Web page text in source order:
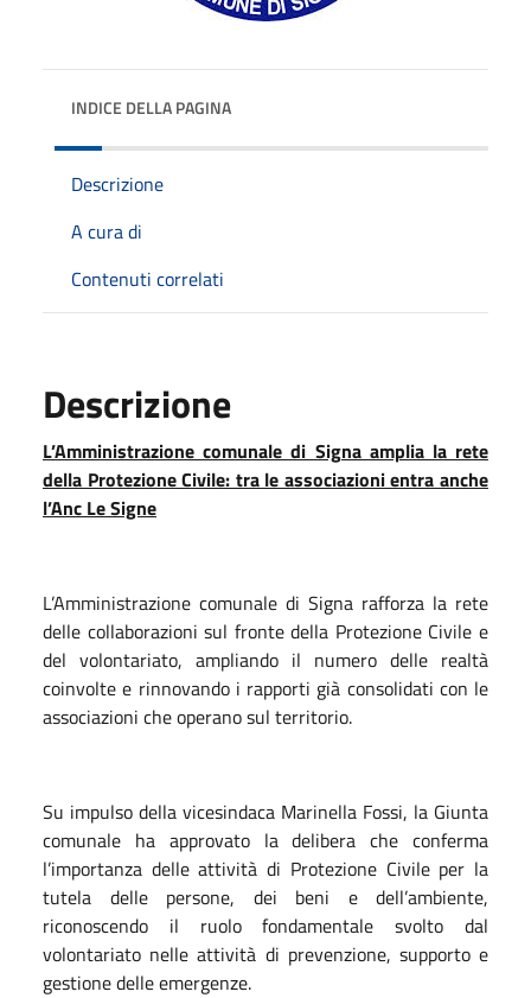
INDICE DELLA PAGINA
Descrizione
A cura di
Contenuti correlati
Descrizione
L’Amministrazione comunale di Signa amplia la rete
della Protezione Civile: tra le associazioni entra anche
l’Anc Le Signe
L’Amministrazione comunale di Signa rafforza la rete
delle collaborazioni sul fronte della Protezione Civile e
del volontariato, ampliando il numero delle realtà
coinvolte e rinnovando i rapporti già consolidati con le
associazioni che operano sul territorio.
Su impulso della vicesindaca Marinella Fossi, la Giunta
comunale ha approvato la delibera che conferma
l’importanza delle attività di Protezione Civile per la
tutela delle persone, dei beni e dell’ambiente,
riconoscendo il ruolo fondamentale svolto dal
volontariato nelle attività di prevenzione, supporto e
gestione delle emergenze.